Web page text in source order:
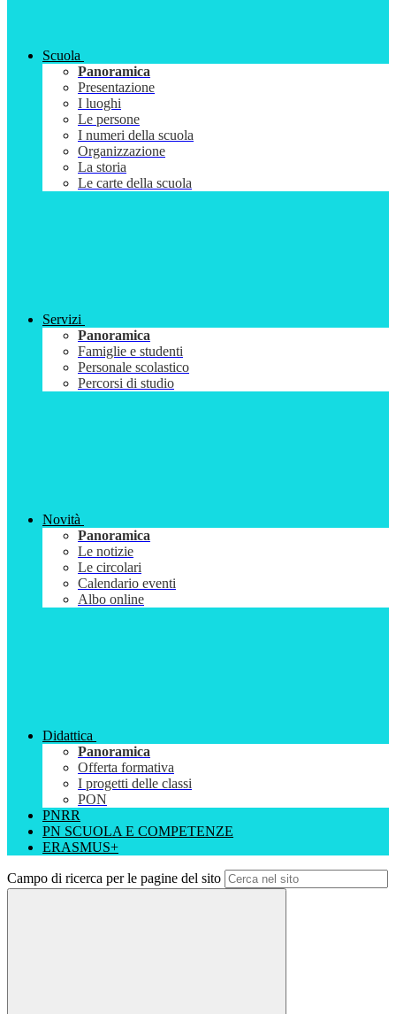
Scuola
Panoramica
Presentazione
I luoghi
Le persone
I numeri della scuola
Organizzazione
La storia
Le carte della scuola
Servizi
Panoramica
Famiglie e studenti
Personale scolastico
Percorsi di studio
Novità
Panoramica
Le notizie
Le circolari
Calendario eventi
Albo online
Didattica
Panoramica
Offerta formativa
I progetti delle classi
PON
PNRR
PN SCUOLA E COMPETENZE
ERASMUS+
Campo di ricerca per le pagine del sito